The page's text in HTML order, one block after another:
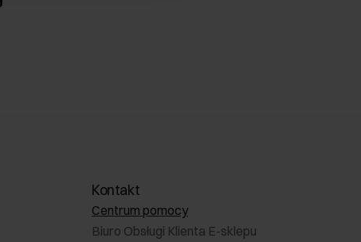
Kontakt
Centrum pomocy
Biuro Obsługi Klienta E-sklepu